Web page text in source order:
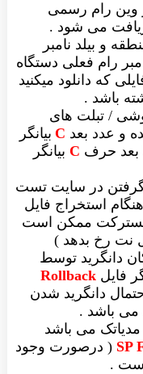
وین رام رسمی
می شود .
و بیلد نامبر
رام فعلی دستگاه
که دانلود میکنید
باشد .
/ تبلت های
عدد بعد C بیانگر
بعد حرف Cبیانگر
گرفتن در سایت تست
استخراج فایل
ممکن است
نت رخ بدهد )
دانگرید توسط
فایل Rollback
دانگرید شدن
می باشد .
می باشد
SP ( درصورت وجود
.